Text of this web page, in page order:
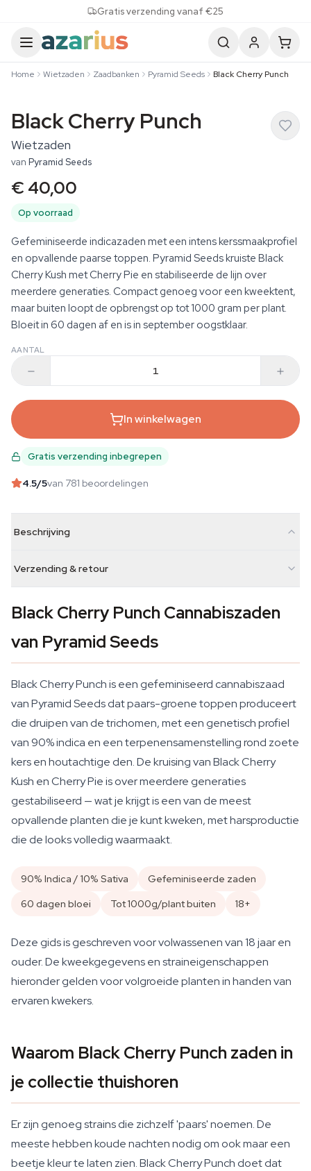
Gratis verzending vanaf €25
Home Wietzaden Zaadbanken Pyramid Seeds Black Cherry Punch
Black Cherry Punch
Wietzaden
van Pyramid Seeds
€ 40,00
Op voorraad
Gefeminiseerde indicazaden met een intens kerssmaakprofiel
en opvallende paarse toppen. Pyramid Seeds kruiste Black
Cherry Kush met Cherry Pie en stabiliseerde de lijn over
meerdere generaties. Compact genoeg voor een kweektent,
maar buiten loopt de opbrengst op tot 1000 gram per plant.
Bloeit in 60 dagen af en is in september oogstklaar.
AANTAL
In winkelwagen
Gratis verzending inbegrepen
4.5/5van 781 beoordelingen
Beschrijving
Verzending & retour
Black Cherry Punch Cannabiszaden
van Pyramid Seeds
Black Cherry Punch is een gefeminiseerd cannabiszaad
van Pyramid Seeds dat paars-groene toppen produceert
die druipen van de trichomen, met een genetisch profiel
van 90% indica en een terpenensamenstelling rond zoete
kers en houtachtige den. De kruising van Black Cherry
Kush en Cherry Pie is over meerdere generaties
gestabiliseerd — wat je krijgt is een van de meest
opvallende planten die je kunt kweken, met harsproductie
die de looks volledig waarmaakt.
90% Indica / 10% Sativa
Gefeminiseerde zaden
60 dagen bloei
Tot 1000g/plant buiten 18+
Deze gids is geschreven voor volwassenen van 18 jaar en
ouder. De kweekgegevens en straineigenschappen
hieronder gelden voor volgroeide planten in handen van
ervaren kwekers.
Waarom Black Cherry Punch zaden in
je collectie thuishoren
Er zijn genoeg strains die zichzelf 'paars' noemen. De
meeste hebben koude nachten nodig om ook maar een
beetje kleur te laten zien. Black Cherry Punch doet dat